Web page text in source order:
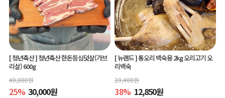
[ 청년축산 ]청년축산 한돈등심덧살(가브
리살) 600g
40,000원
25% 30,000원
[ 뉴랜드 ]통오리 백숙용 2kg 오리고기 오
리백숙
20,400원
38% 12,850원